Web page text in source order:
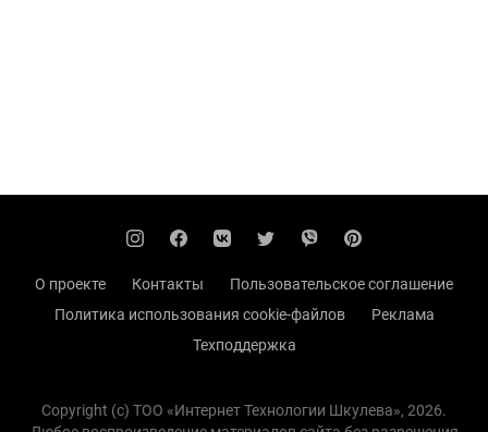
О проекте Контакты
Пользовательское соглашение
Политика использования cookie-файлов
Реклама
Техподдержка
Copyright (с) TOO «Интернет Технологии Шкулева», 2026.